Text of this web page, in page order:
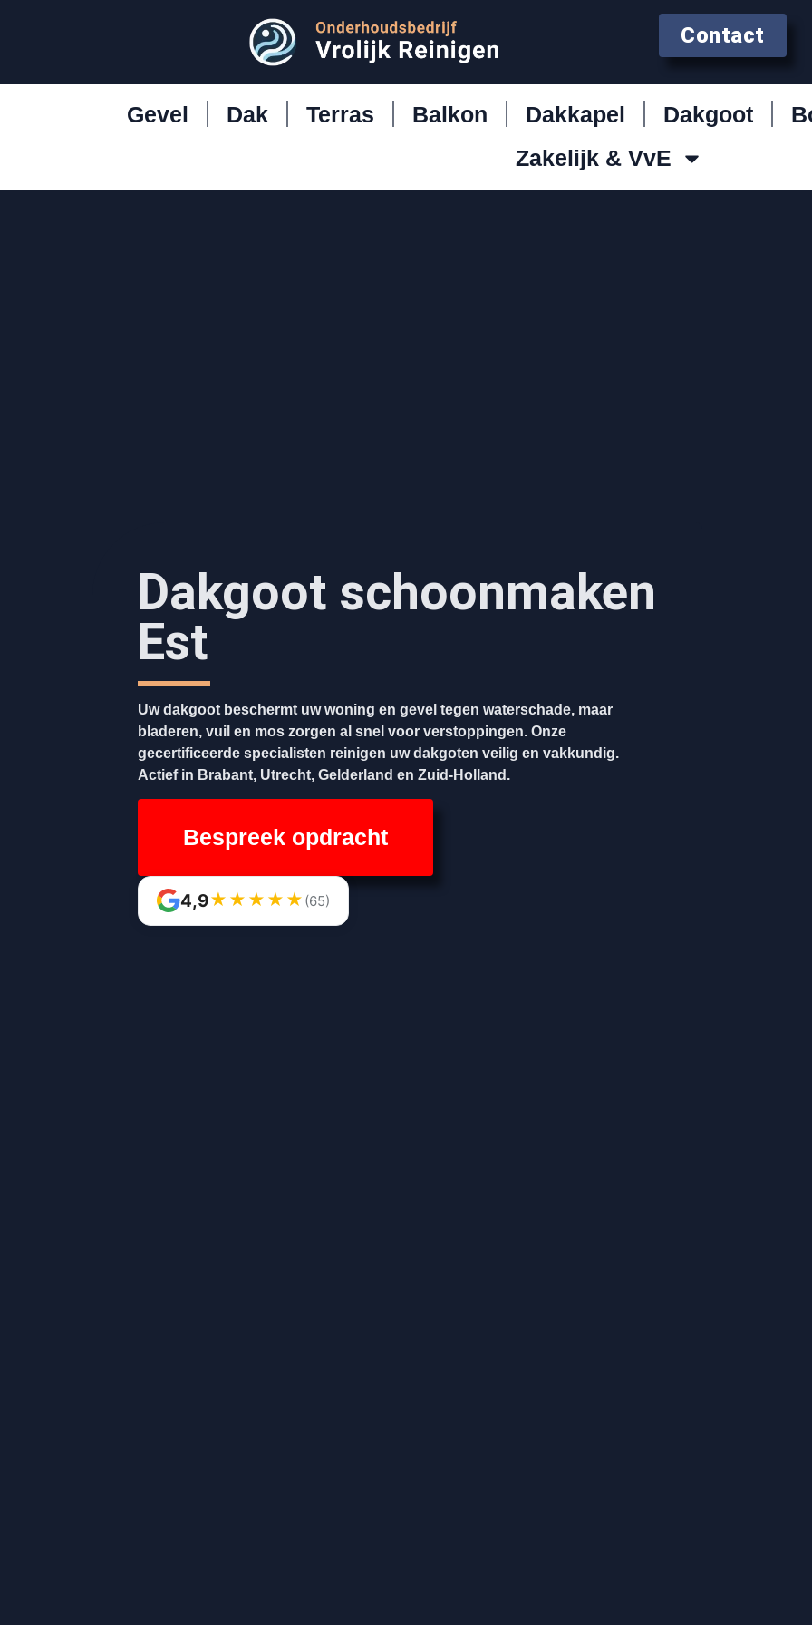
Contact
Gevel Dak Terras Balkon Dakkapel Dakgoot
Zakelijk & VvE
Dakgoot schoonmaken​
Est
Uw dakgoot beschermt uw woning en gevel tegen waterschade, maar
bladeren, vuil en mos zorgen al snel voor verstoppingen. Onze
gecertificeerde specialisten reinigen uw dakgoten veilig en vakkundig.
Actief in Brabant, Utrecht, Gelderland en Zuid-Holland.
Bespreek opdracht
4,9★ ★ ★ ★ ★ (65)